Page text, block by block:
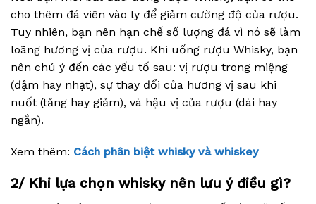
cho thêm đá viên vào ly để giảm cường độ của rượu.
Tuy nhiên, bạn nên hạn chế số lượng đá vì nó sẽ làm
loãng hương vị của rượu. Khi uống rượu Whisky, bạn
nên chú ý đến các yếu tố sau: vị rượu trong miệng
(đậm hay nhạt), sự thay đổi của hương vị sau khi
nuốt (tăng hay giảm), và hậu vị của rượu (dài hay
ngắn).
Xem thêm: Cách phân biệt whisky và whiskey
2/ Khi lựa chọn whisky nên lưu ý điều gì?